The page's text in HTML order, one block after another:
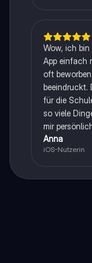
Wow, ich
App einfach
oft
beeindruckt.
für die
so viele
mir
Anna
iOS-Nutzerin